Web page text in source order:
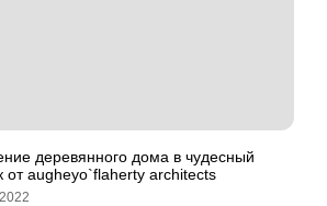
деревянного дома в чудесный
от augheyo`flaherty architects